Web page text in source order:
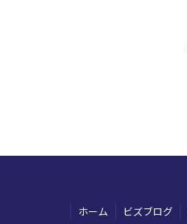
ホーム ビズブログ